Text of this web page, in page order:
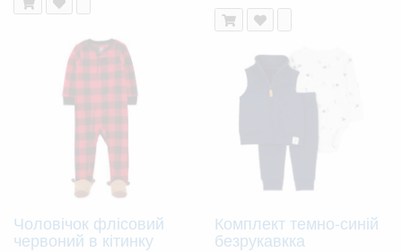
Чоловічок флісовий
червоний в кітинку
Комплект темно-синій
безрукавкка